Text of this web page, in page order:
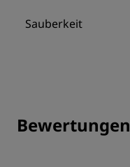
Sauberkeit